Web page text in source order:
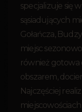
specjalizuje się
sąsiadujących
Gołańcza,
miejsc
również gotowa
obszarem,
Najczęściej